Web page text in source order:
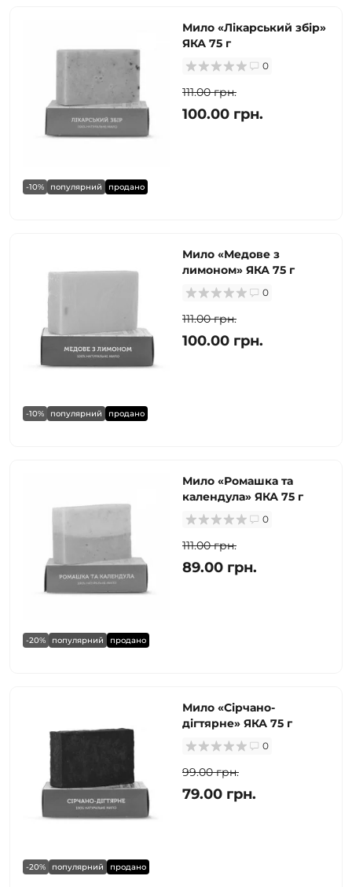
-10% популярний продано
Мило «Лікарський збір»
ЯКА 75 г
0
111.00 грн.
100.00 грн.
-10% популярний продано
Мило «Медове з
лимоном» ЯКА 75 г
0
111.00 грн.
100.00 грн.
-20% популярний продано
Мило «Ромашка та
календула» ЯКА 75 г
0
111.00 грн.
89.00 грн.
-20% популярний продано
Мило «Сірчано-
дігтярне» ЯКА 75 г
0
99.00 грн.
79.00 грн.